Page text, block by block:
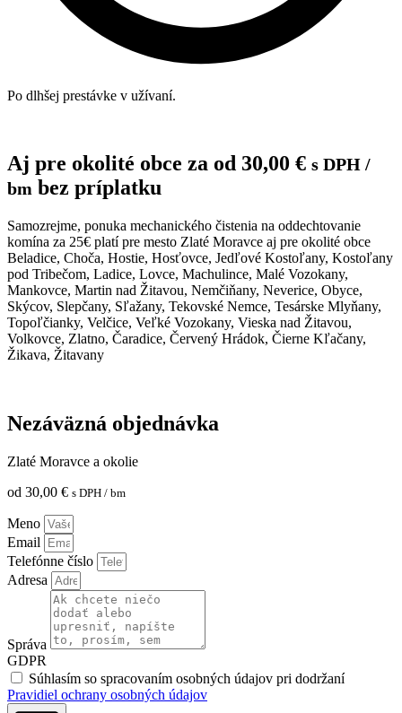
Po dlhšej prestávke v užívaní.
Aj pre okolité obce za od 30,00 € s DPH /
bm bez príplatku
Samozrejme, ponuka mechanického čistenia na oddechtovanie
komína za 25€ platí pre mesto Zlaté Moravce aj pre okolité obce
Beladice, Choča, Hostie, Hosťovce, Jedľové Kostoľany, Kostoľany
pod Tribečom, Ladice, Lovce, Machulince, Malé Vozokany,
Mankovce, Martin nad Žitavou, Nemčiňany, Neverice, Obyce,
Skýcov, Slepčany, Sľažany, Tekovské Nemce, Tesárske Mlyňany,
Topoľčianky, Velčice, Veľké Vozokany, Vieska nad Žitavou,
Volkovce, Zlatno, Čaradice, Červený Hrádok, Čierne Kľačany,
Žikava, Žitavany
Nezáväzná objednávka
Zlaté Moravce a okolie
od 30,00 € s DPH / bm
Meno
Email
Telefónne číslo
Adresa
Správa
GDPR
Súhlasím so spracovaním osobných údajov pri dodržaní
Pravidiel ochrany osobných údajov